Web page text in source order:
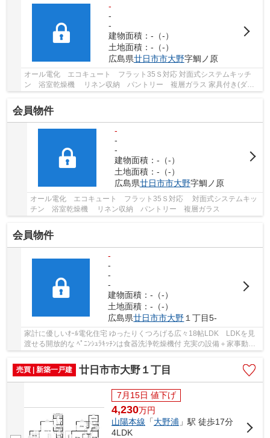
-
-
-
建物面積：-（-）
土地面積：-（-）
広島県廿日市市大野字鯛ノ原
オール電化 エコキュート フラット35Ｓ対応 対面式システムキッチ
ン 浴室乾燥機 リネン収納 パントリー 複層ガラス 家具付き(ダイ
ニングテーブル・ダイニングチェア4脚・ リビ...
会員物件
-
-
-
建物面積：-（-）
土地面積：-（-）
広島県廿日市市大野字鯛ノ原
オール電化 エコキュート フラット35Ｓ対応 対面式システムキッ
チン 浴室乾燥機 リネン収納 パントリー 複層ガラス
会員物件
-
-
-
-
建物面積：-（-）
土地面積：-（-）
広島県廿日市市大野１丁目5-
家計に優しいｵｰﾙ電化住宅 ゆったりくつろげる広々18帖LDK LDKを見
渡せる開放的な ﾍﾟﾆﾝｼｭﾗｷｯﾁﾝは食器洗浄乾燥機付 充実の設備＋家事動線
売買 | 新築一戸建
廿日市市大野１丁目
7月15日 値下げ
4,230万円
山陽本線 「大野浦 」駅 徒歩17分
4LDK